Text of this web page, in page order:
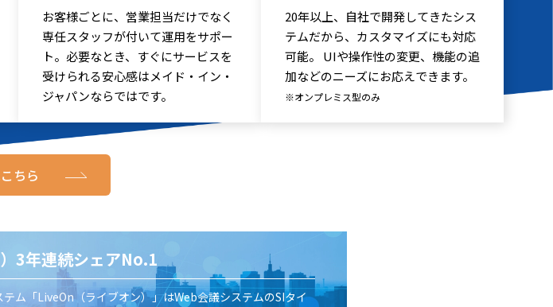
お客様ごとに、営業担当だけでなく
専任スタッフが付いて運用をサポー
ト。必要なとき、すぐにサービスを
受けられる安心感はメイド・イン・
ジャパンならではです。
20年以上、自社で開発してきたシス
テムだから、カスタマイズにも対応
可能。 UIや操作性の変更、機能の追
加などのニーズにお応えできます。
※オンプレミス型のみ
ちら
3年連続シェアNo.1
ム「LiveOn（ライブオン）」はWeb会議システムのSIタイ